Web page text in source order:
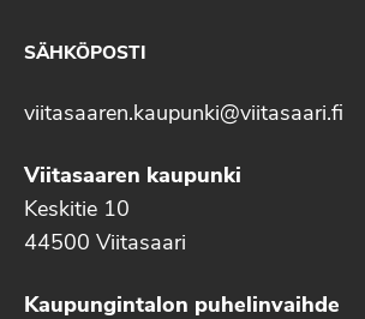
SÄHKÖPOSTI
viitasaaren.kaupunki@viitasaari.fi
Viitasaaren kaupunki
Keskitie 10
44500 Viitasaari
Kaupungintalon puhelinvaihde